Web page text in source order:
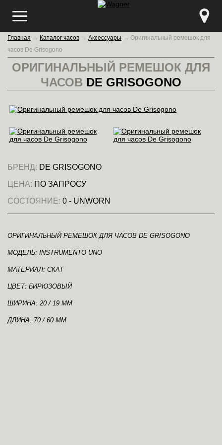
Главная → Каталог часов → Аксессуары → Оригинальный ремешок для
часов De Grisogono
ОРИГИНАЛЬНЫЙ РЕМЕШОК ДЛЯ
ЧАСОВ DE GRISOGONO
БРЕНД: DE GRISOGONO
ЦЕНА: ПО ЗАПРОСУ
СОСТОЯНИЕ: 0 - UNWORN
ОРИГИНАЛЬНЫЙ РЕМЕШОК ДЛЯ ЧАСОВ DE GRISOGONO
МОДЕЛЬ: INSTRUMENTO UNO
МАТЕРИАЛ: СКАТ
ЦВЕТ: БИРЮЗОВЫЙ
ШИРИНА: 20 / 19 ММ
ДЛИНА: 70 / 60 ММ